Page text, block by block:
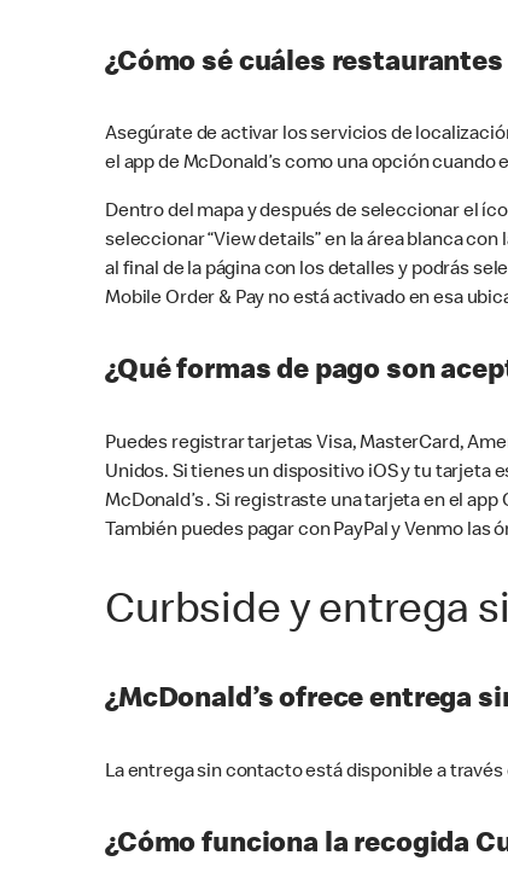
¿Cómo sé cuáles
Asegúrate de activar los servicios de
el app de McDonald’s como una opción
Dentro del mapa y después de seleccionar el
seleccionar “View details” en la área blanca
al final de la página con los detalles y podrás
Mobile Order & Pay no está activado en esa
¿Qué formas de pago son
Puedes registrar tarjetas Visa, MasterCard,
Unidos. Si tienes un dispositivo iOS y tu tarjeta
McDonald’s . Si registraste una tarjeta en el
También puedes pagar con PayPal y Venmo las
Curbside y entrega
¿McDonald’s ofrece entrega
La entrega sin contacto está disponible a
¿Cómo funciona la recogida